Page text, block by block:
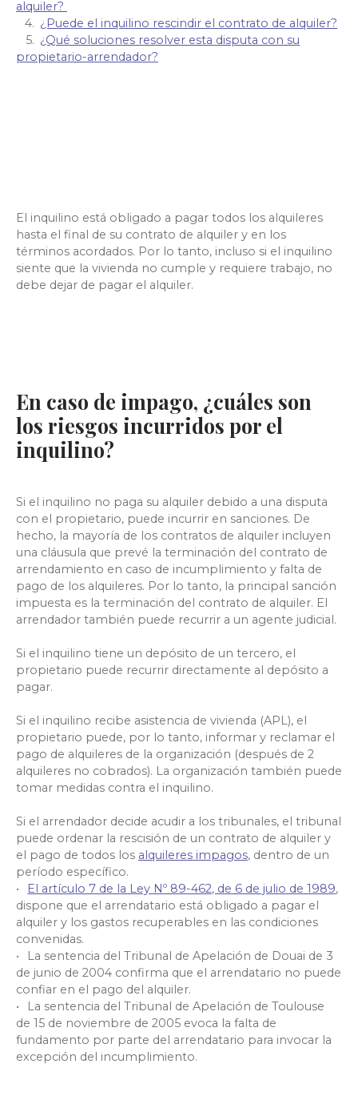
alquiler?
¿Puede el inquilino rescindir el contrato de alquiler?
¿Qué soluciones resolver esta disputa con su
propietario-arrendador?
El inquilino está obligado a pagar todos los alquileres
hasta el final de su contrato de alquiler y en los
términos acordados. Por lo tanto, incluso si el inquilino
siente que la vivienda no cumple y requiere trabajo, no
debe dejar de pagar el alquiler.
En caso de impago, ¿cuáles son
los riesgos incurridos por el
inquilino?
Si el inquilino no paga su alquiler debido a una disputa
con el propietario, puede incurrir en sanciones. De
hecho, la mayoría de los contratos de alquiler incluyen
una cláusula que prevé la terminación del contrato de
arrendamiento en caso de incumplimiento y falta de
pago de los alquileres. Por lo tanto, la principal sanción
impuesta es la terminación del contrato de alquiler. El
arrendador también puede recurrir a un agente judicial.
Si el inquilino tiene un depósito de un tercero, el
propietario puede recurrir directamente al depósito a
pagar.
Si el inquilino recibe asistencia de vivienda (APL), el
propietario puede, por lo tanto, informar y reclamar el
pago de alquileres de la organización (después de 2
alquileres no cobrados). La organización también puede
tomar medidas contra el inquilino.
Si el arrendador decide acudir a los tribunales, el tribunal
puede ordenar la rescisión de un contrato de alquiler y
el pago de todos los alquileres impagos, dentro de un
período específico.
El artículo 7 de la Ley Nº 89-462, de 6 de julio de 1989,
dispone que el arrendatario está obligado a pagar el
alquiler y los gastos recuperables en las condiciones
convenidas.
La sentencia del Tribunal de Apelación de Douai de 3
de junio de 2004 confirma que el arrendatario no puede
confiar en el pago del alquiler.
La sentencia del Tribunal de Apelación de Toulouse
de 15 de noviembre de 2005 evoca la falta de
fundamento por parte del arrendatario para invocar la
excepción del incumplimiento.